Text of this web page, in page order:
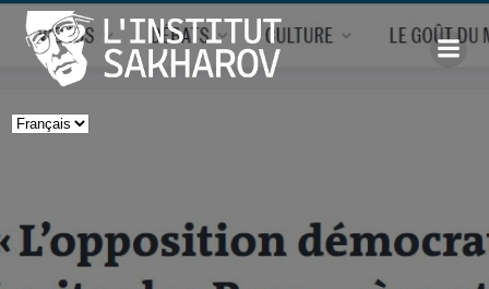
Skip
to
content
Choisir